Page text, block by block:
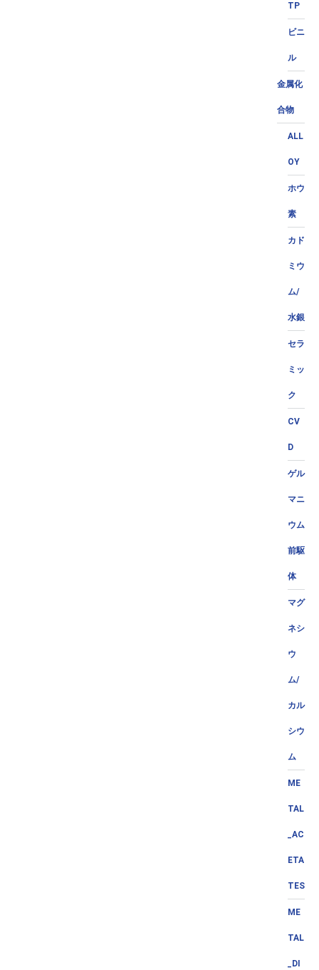
TP
ビニ
ル
金属化
合物
ALL
OY
ホウ
素
カド
ミウ
ム/
水銀
セラ
ミッ
ク
CV
D
ゲル
マニ
ウム
前駆
体
マグ
ネシ
ウ
ム/
カル
シウ
ム
ME
TAL
_AC
ETA
TES
ME
TAL
_DI